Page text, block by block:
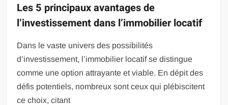
Les 5 principaux avantages de
l’investissement dans l’immobilier locatif
Dans le vaste univers des possibilités
d’investissement, l’immobilier locatif se distingue
comme une option attrayante et viable. En dépit des
défis potentiels, nombreux sont ceux qui plébiscitent
ce choix, citant